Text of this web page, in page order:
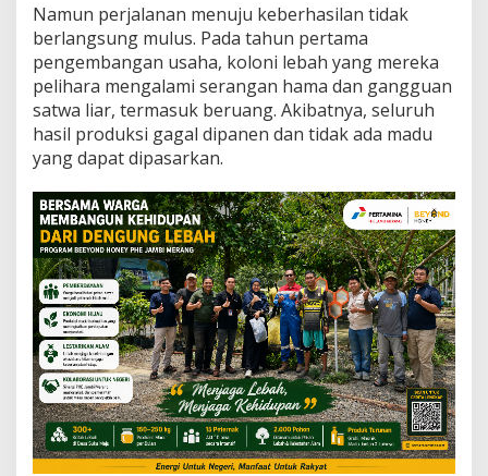
Namun perjalanan menuju keberhasilan tidak
berlangsung mulus. Pada tahun pertama
pengembangan usaha, koloni lebah yang mereka
pelihara mengalami serangan hama dan gangguan
satwa liar, termasuk beruang. Akibatnya, seluruh
hasil produksi gagal dipanen dan tidak ada madu
yang dapat dipasarkan.